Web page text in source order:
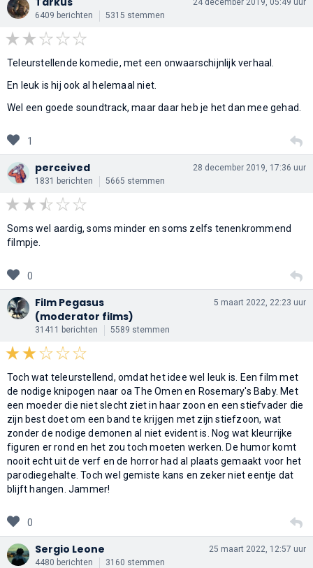
6409 berichten 5315 stemmen
Teleurstellende komedie, met een onwaarschijnlijk verhaal.
En leuk is hij ook al helemaal niet.
Wel een goede soundtrack, maar daar heb je het dan mee gehad.
1
perceived
1831 berichten 5665 stemmen
28 december 2019, 17:36 uur
Soms wel aardig, soms minder en soms zelfs tenenkrommend
filmpje.
0
Film Pegasus
(moderator films)
31411 berichten 5589 stemmen
5 maart 2022, 22:23 uur
Toch wat teleurstellend, omdat het idee wel leuk is. Een film met
de nodige knipogen naar oa The Omen en Rosemary's Baby. Met
een moeder die niet slecht ziet in haar zoon en een stiefvader die
zijn best doet om een band te krijgen met zijn stiefzoon, wat
zonder de nodige demonen al niet evident is. Nog wat kleurrijke
figuren er rond en het zou toch moeten werken. De humor komt
nooit echt uit de verf en de horror had al plaats gemaakt voor het
parodiegehalte. Toch wel gemiste kans en zeker niet eentje dat
blijft hangen. Jammer!
0
Sergio Leone
4480 berichten 3160 stemmen
25 maart 2022, 12:57 uur